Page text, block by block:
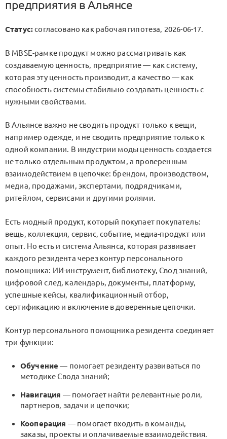
предприятия в Альянсе
Статус:согласовано как рабочая гипотеза, 2026-06-17.
В MBSE-рамке продукт можно рассматривать как
создаваемую ценность, предприятие — как систему,
которая эту ценность производит, а качество — как
способность системы стабильно создавать ценность с
нужными свойствами.
В Альянсе важно не сводить продукт только к вещи,
например одежде, и не сводить предприятие только к
одной компании. В индустрии моды ценность создается
не только отдельным продуктом, а проверенным
взаимодействием в цепочке: брендом, производством,
медиа, продажами, экспертами, подрядчиками,
ритейлом, сервисами и другими ролями.
Есть модный продукт, который покупает покупатель:
вещь, коллекция, сервис, событие, медиа-продукт или
опыт. Но есть и система Альянса, которая развивает
каждого резидента через контур персонального
помощника: ИИ-инструмент, библиотеку, Свод знаний,
цифровой след, календарь, документы, платформу,
успешные кейсы, квалификационный отбор,
сертификацию и включение в доверенные цепочки.
Контур персонального помощника резидента соединяет
три функции:
Обучение — помогает резиденту развиваться по
методике Свода знаний;
Навигация — помогает найти релевантные роли,
партнеров, задачи и цепочки;
Кооперация — помогает входить в команды,
заказы, проекты и оплачиваемые взаимодействия.